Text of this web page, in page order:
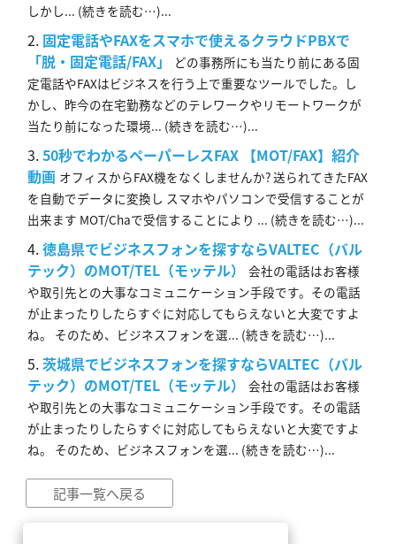
しかし... (続きを読む…)...
固定電話やFAXをスマホで使えるクラウドPBXで
「脱・固定電話/FAX」
どの事務所にも当たり前にある固
定電話やFAXはビジネスを行う上で重要なツールでした。し
かし、昨今の在宅勤務などのテレワークやリモートワークが
当たり前になった環境... (続きを読む…)...
50秒でわかるペーパーレスFAX 【MOT/FAX】紹介
動画 オフィスからFAX機をなくしませんか? 送られてきたFAX
を自動でデータに変換し スマホやパソコンで受信することが
出来ます MOT/Chaで受信することにより ... (続きを読む…)...
徳島県でビジネスフォンを探すならVALTEC（バル
テック）のMOT/TEL（モッテル）
会社の電話はお客様
や取引先との大事なコミュニケーション手段です。その電話
が止まったりしたらすぐに対応してもらえないと大変ですよ
ね。 そのため、ビジネスフォンを選... (続きを読む…)...
茨城県でビジネスフォンを探すならVALTEC（バル
テック）のMOT/TEL（モッテル）
会社の電話はお客様
や取引先との大事なコミュニケーション手段です。その電話
が止まったりしたらすぐに対応してもらえないと大変ですよ
ね。 そのため、ビジネスフォンを選... (続きを読む…)...
記事一覧へ戻る